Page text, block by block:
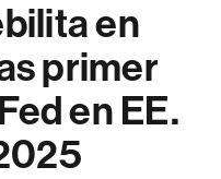
en
primer
en EE.